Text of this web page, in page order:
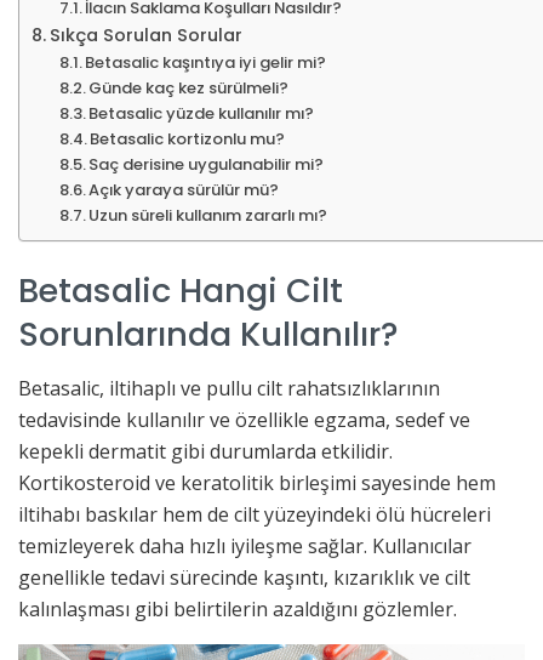
İlacın Saklama Koşulları Nasıldır?
Sıkça Sorulan Sorular
Betasalic kaşıntıya iyi gelir mi?
Günde kaç kez sürülmeli?
Betasalic yüzde kullanılır mı?
Betasalic kortizonlu mu?
Saç derisine uygulanabilir mi?
Açık yaraya sürülür mü?
Uzun süreli kullanım zararlı mı?
Betasalic Hangi Cilt
Sorunlarında Kullanılır?
Betasalic, iltihaplı ve pullu cilt rahatsızlıklarının
tedavisinde kullanılır ve özellikle egzama, sedef ve
kepekli dermatit gibi durumlarda etkilidir.
Kortikosteroid ve keratolitik birleşimi sayesinde hem
iltihabı baskılar hem de cilt yüzeyindeki ölü hücreleri
temizleyerek daha hızlı iyileşme sağlar. Kullanıcılar
genellikle tedavi sürecinde kaşıntı, kızarıklık ve cilt
kalınlaşması gibi belirtilerin azaldığını gözlemler.